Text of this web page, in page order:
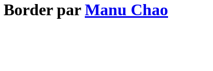
Border parManu Chao